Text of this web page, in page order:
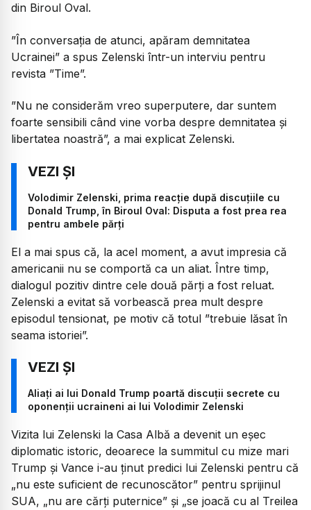
din Biroul Oval.
”În conversația de atunci, apăram demnitatea
Ucrainei” a spus Zelenski într-un interviu pentru
revista ”Time”.
”Nu ne considerăm vreo superputere, dar suntem
foarte sensibili când vine vorba despre demnitatea și
libertatea noastră”, a mai explicat Zelenski.
Volodimir Zelenski, prima reacție după discuțiile cu
Donald Trump, în Biroul Oval: Disputa a fost prea rea
pentru ambele părți
El a mai spus că, la acel moment, a avut impresia că
americanii nu se comportă ca un aliat. Între timp,
dialogul pozitiv dintre cele două părți a fost reluat.
Zelenski a evitat să vorbească prea mult despre
episodul tensionat, pe motiv că totul ”trebuie lăsat în
seama istoriei”.
Aliați ai lui Donald Trump poartă discuții secrete cu
oponenții ucraineni ai lui Volodimir Zelenski
Vizita lui Zelenski la Casa Albă a devenit un eșec
diplomatic istoric, deoarece la summitul cu mize mari
Trump și Vance i-au ținut predici lui Zelenski pentru că
„nu este suficient de recunoscător” pentru sprijinul
SUA, „nu are cărți puternice” și „se joacă cu al Treilea